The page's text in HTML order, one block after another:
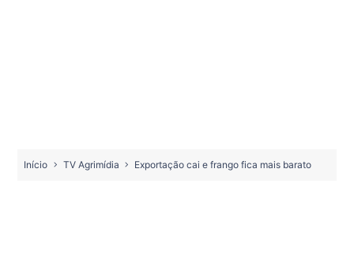
Início TV Agrimídia Exportação cai e frango fica mais barato